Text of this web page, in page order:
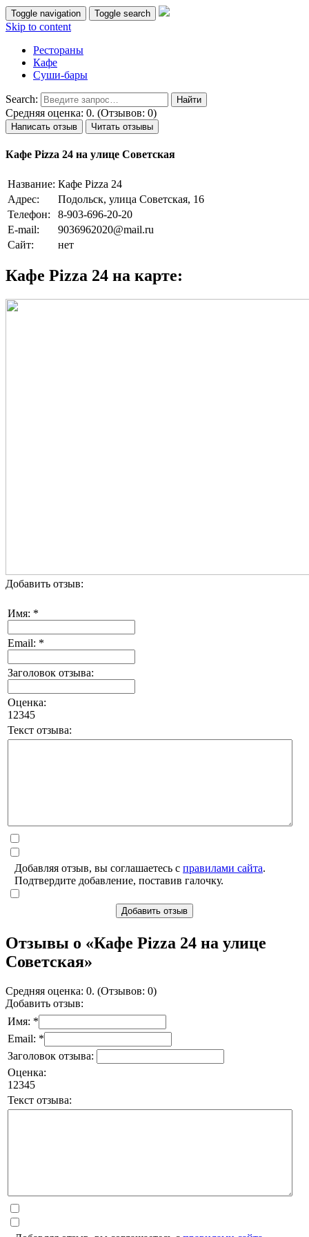
Toggle navigation Toggle search
Skip to content
Рестораны
Кафе
Суши-бары
Search:
Средняя оценка: 0. (Отзывов: 0)
Написать отзыв Читать отзывы
Кафе Pizza 24 на улице Советская
Название: Кафе Pizza 24
Адрес:
Подольск, улица Советская, 16
Телефон:
8-903-696-20-20
E-mail:
9036962020@mail.ru
Сайт:
нет
Кафе Pizza 24 на карте:
Добавить отзыв:
Имя: *
Email: *
Заголовок отзыва:
Оценка:
1 2345
Текст отзыва:
Добавляя отзыв, вы соглашаетесь с правилами сайта.
Подтвердите добавление, поставив галочку.
Добавить отзыв
Отзывы о «Кафе Pizza 24 на улице
Советская»
Средняя оценка: 0. (Отзывов: 0)
Добавить отзыв:
Имя: *
Email: *
Заголовок отзыва:
Оценка:
1 2345
Текст отзыва: